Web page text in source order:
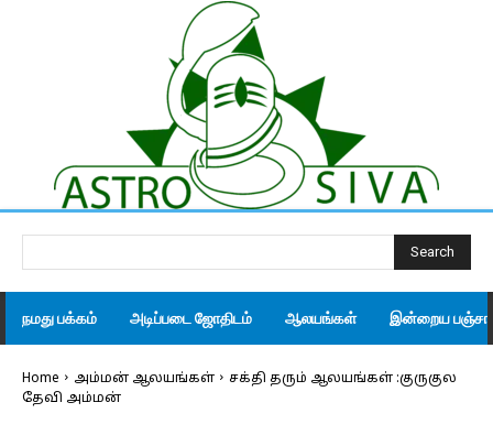
Search
நமது பக்கம் அடிப்படை ஜோதிடம் ஆலயங்கள் இன்றைய
Home அம்மன் ஆலயங்கள்
சக்தி தரும் ஆலயங்கள் :குருகுல
தேவி அம்மன்